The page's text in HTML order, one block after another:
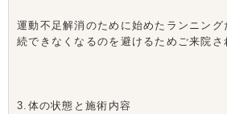
運動不足解消のために始めたランニン
続できなくなるのを避けるためご来院さ
3.体の状態と施術内容